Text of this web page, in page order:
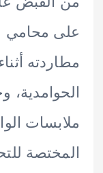
محامي وسرقة
أثناء
وجاري
الواقعة،
للتحقيق.